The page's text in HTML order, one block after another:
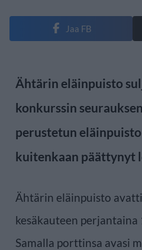
Jaa FB
Ähtärin eläinpuisto
konkurssin
perustetun
kuitenkaan päättynyt
Ähtärin eläinpuisto
kesäkauteen
Samalla porttinsa avasi